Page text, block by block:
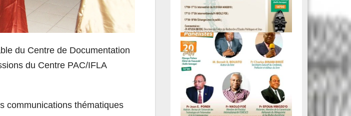
du Centre de Documentation
du Centre PAC/IFLA
communications thématiques